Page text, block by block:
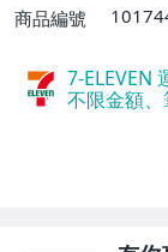
商品編號
7-ELEVEN
不限金額、